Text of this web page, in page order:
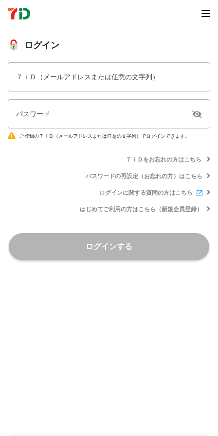
ログイン
７ｉＤ（メールアドレスまたは任意の文字列）
パスワード
ご登録の７ｉＤ（メールアドレスまたは任意の文字列）でログインできます。
７ｉＤをお忘れの方はこちら
パスワードの再設定（お忘れの方）はこちら
ログインに関する質問の方はこちら
はじめてご利用の方はこちら（新規会員登録）
ログインする